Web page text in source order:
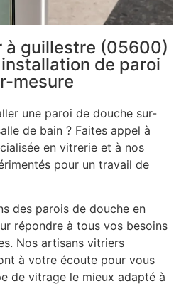
à guillestre (05600)
de paroi
mesure
une paroi de douche sur-
de bain ? Faites appel à
en vitrerie et à nos
pour un travail de
des parois de douche en
répondre à tous vos besoins
Nos artisans vitriers
à votre écoute pour vous
de vitrage le mieux adapté à